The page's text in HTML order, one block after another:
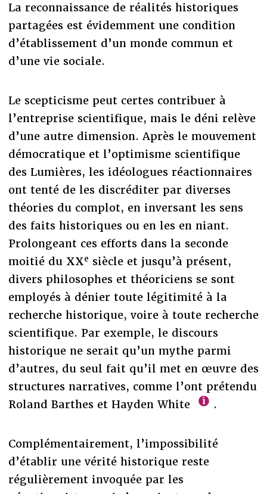
La reconnaissance de réalités historiques
partagées est évidemment une condition
d’établissement d’un monde commun et
d’une vie sociale.
Le scepticisme peut certes contribuer à
l’entreprise scientifique, mais le déni relève
d’une autre dimension. Après le mouvement
démocratique et l’optimisme scientifique
des Lumières, les idéologues réactionnaires
ont tenté de les discréditer par diverses
théories du complot, en inversant les sens
des faits historiques ou en les en niant.
Prolongeant ces efforts dans la seconde
moitié du XXe siècle et jusqu’à présent,
divers philosophes et théoriciens se sont
employés à dénier toute légitimité à la
recherche historique, voire à toute recherche
scientifique. Par exemple, le discours
historique ne serait qu’un mythe parmi
d’autres, du seul fait qu’il met en œuvre des
structures narratives, comme l’ont prétendu
Roland Barthes et Hayden White
.
Complémentairement, l’impossibilité
d’établir une vérité historique reste
régulièrement invoquée par les